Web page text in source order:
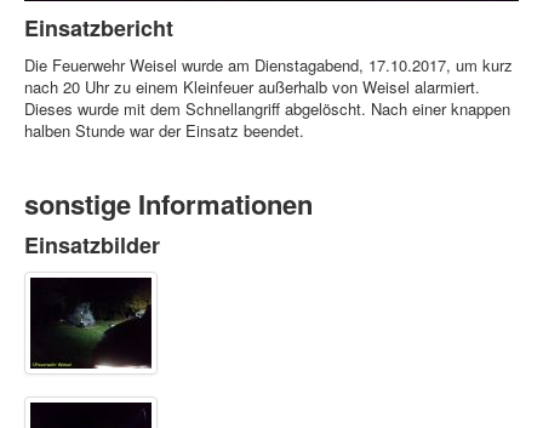
Einsatzbericht
Die Feuerwehr Weisel wurde am Dienstagabend, 17.10.2017, um kurz
nach 20 Uhr zu einem Kleinfeuer außerhalb von Weisel alarmiert.
Dieses wurde mit dem Schnellangriff abgelöscht. Nach einer knappen
halben Stunde war der Einsatz beendet.
sonstige Informationen
Einsatzbilder